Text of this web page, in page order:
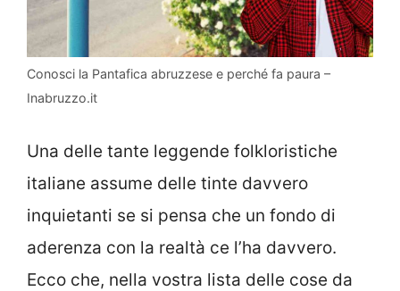
Conosci la Pantafica abruzzese e perché fa paura –
Inabruzzo.it
Una delle tante leggende folkloristiche
italiane assume delle tinte davvero
inquietanti se si pensa che un fondo di
aderenza con la realtà ce l’ha davvero.
Ecco che, nella vostra lista delle cose da